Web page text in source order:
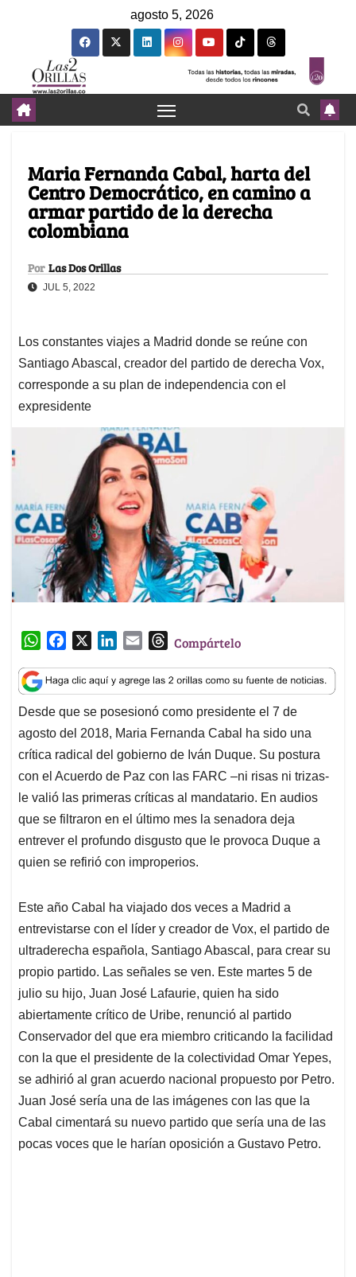
agosto 5, 2026
Maria Fernanda Cabal, harta del
Centro Democrático, en camino a
armar partido de la derecha
colombiana
Por Las Dos Orillas
JUL 5, 2022
Los constantes viajes a Madrid donde se reúne con
Santiago Abascal, creador del partido de derecha Vox,
corresponde a su plan de independencia con el
expresidente
W
a
t
s
A
p
p
c
e
b
o
o
k
n
k
e
d
I
n
a
i
l
T
r
e
a
d
s
Compártelo
Desde que se posesionó como presidente el 7 de
agosto del 2018, Maria Fernanda Cabal ha sido una
crítica radical del gobierno de Iván Duque. Su postura
con el Acuerdo de Paz con las FARC –ni risas ni trizas-
le valió las primeras críticas al mandatario. En audios
que se filtraron en el último mes la senadora deja
entrever el profundo disgusto que le provoca Duque a
quien se refirió con improperios.
Este año Cabal ha viajado dos veces a Madrid a
entrevistarse con el líder y creador de Vox, el partido de
ultraderecha española, Santiago Abascal, para crear su
propio partido. Las señales se ven. Este martes 5 de
julio su hijo, Juan José Lafaurie, quien ha sido
abiertamente crítico de Uribe, renunció al partido
Conservador del que era miembro criticando la facilidad
con la que el presidente de la colectividad Omar Yepes,
se adhirió al gran acuerdo nacional propuesto por Petro.
Juan José sería una de las imágenes con las que la
Cabal cimentará su nuevo partido que sería una de las
pocas voces que le harían oposición a Gustavo Petro.